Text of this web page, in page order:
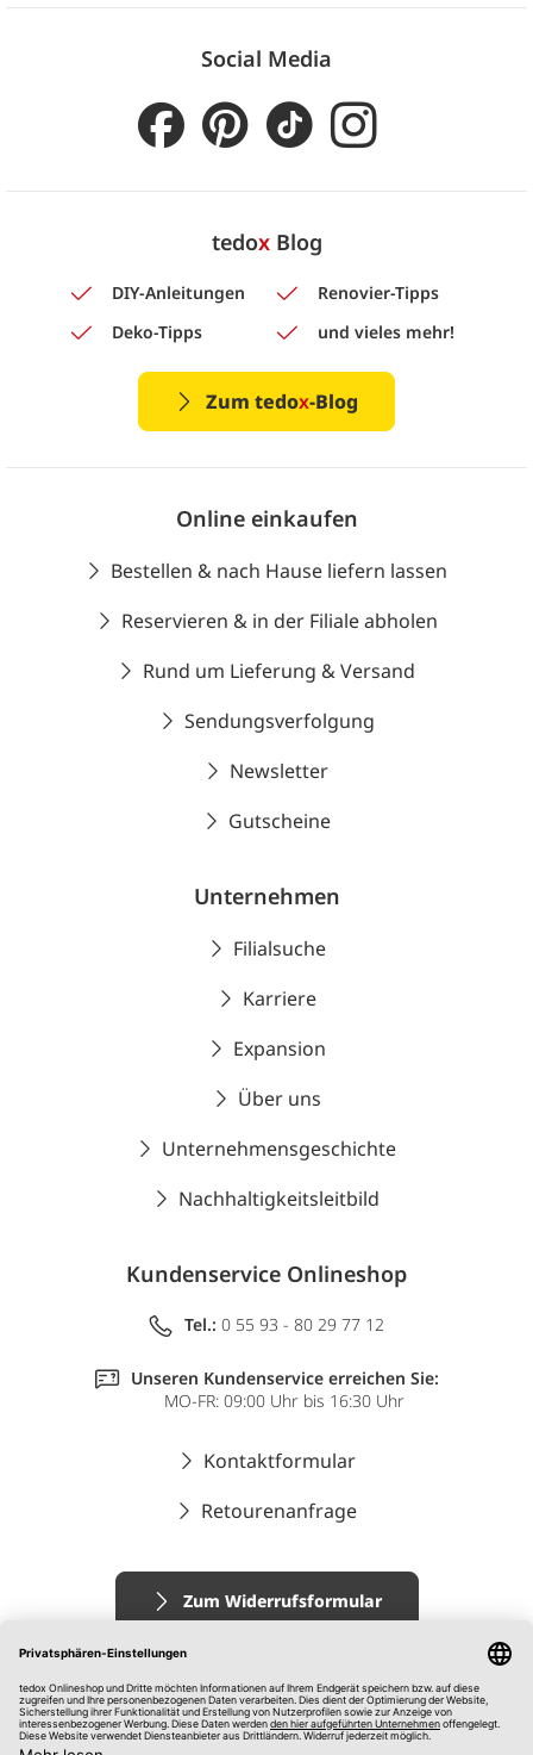
Social Media
tedoxBlog
DIY-Anleitungen
Renovier-Tipps
Deko-Tipps
und vieles mehr!
Zum tedox-Blog
Online einkaufen
Bestellen & nach Hause liefern lassen
Reservieren & in der Filiale abholen
Rund um Lieferung & Versand
Sendungsverfolgung
Newsletter
Gutscheine
Unternehmen
Filialsuche
Karriere
Expansion
Über uns
Unternehmensgeschichte
Nachhaltigkeitsleitbild
Kundenservice Onlineshop
Tel.: 0 55 93 - 80 29 77 12
Unseren Kundenservice erreichen Sie:
MO-FR: 09:00 Uhr bis 16:30 Uhr
Kontaktformular
Retourenanfrage
Zum Widerrufsformular
Impressum
AGB